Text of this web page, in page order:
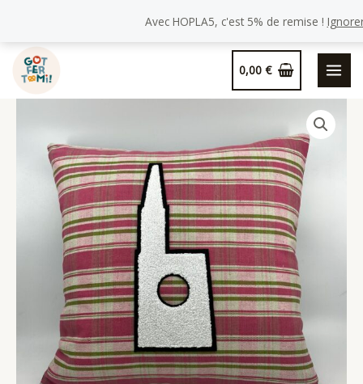
Avec HOPLA5, c'est 5% de remise !
0,00€
Kelsch
Cathédrale
rose